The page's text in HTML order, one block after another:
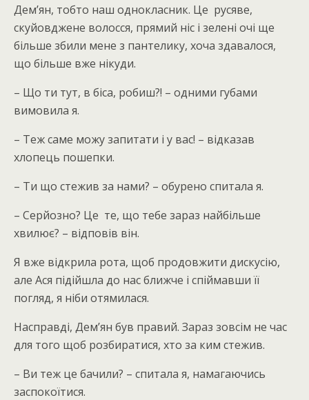
Дем’ян, тобто наш однокласник. Це русяве,
скуйовджене волосся, прямий ніс і зелені очі ще
більше збили мене з пантелику, хоча здавалося,
що більше вже нікуди.
– Що ти тут, в біса, робиш?! – одними губами
вимовила я.
– Теж саме можу запитати і у вас! – відказав
хлопець пошепки.
– Ти що стежив за нами? – обурено спитала я.
– Серйозно? Це те, що тебе зараз найбільше
хвилює? – відповів він.
Я вже відкрила рота, щоб продовжити дискусію,
але Ася підійшла до нас ближче і спіймавши її
погляд, я ніби отямилася.
Насправді, Дем’ян був правий. Зараз зовсім не час
для того щоб розбиратися, хто за ким стежив.
– Ви теж це бачили? – спитала я, намагаючись
заспокоїтися.